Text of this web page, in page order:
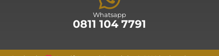
Whatsapp
0811 104 7791